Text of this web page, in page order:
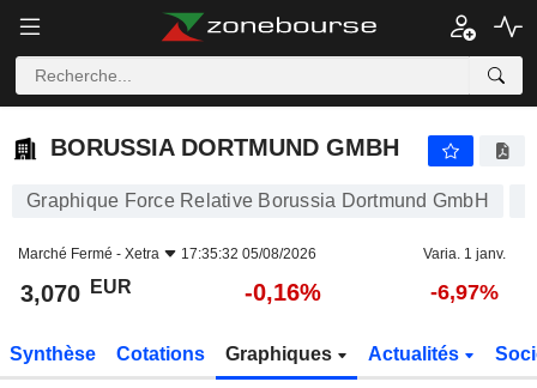
BORUSSIA DORTMUND GMBH
BORUSSIA DORTMUND GMBH
Graphique Force Relative Borussia Dortmund GmbH
Marché Fermé - Xetra 17:35:32 05/08/2026 Varia. 1 janv.
3,070 EUR -0,16% -6,97%
Synthèse Cotations Graphiques Actualités